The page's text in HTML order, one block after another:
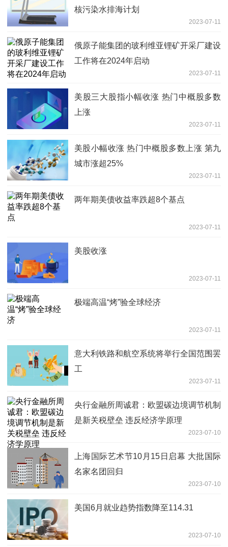
核污染水排海计划
2023-07-11
俄原子能集团的玻利维亚锂矿开采厂建设
工作将在2024年启动
2023-07-11
美股三大股指小幅收涨 热门中概股多数
上涨
2023-07-11
美股小幅收涨 热门中概股多数上涨 第九
城市涨超25%
2023-07-11
两年期美债收益率跌超8个基点
2023-07-11
美股收涨
2023-07-11
极端高温“烤”验全球经济
2023-07-11
意大利铁路和航空系统将举行全国范围罢
工
2023-07-11
央行金融所周诚君：欧盟碳边境调节机制
是新关税壁垒 违反经济学原理
2023-07-10
上海国际艺术节10月15日启幕 大批国际
名家名团回归
2023-07-10
美国6月就业趋势指数降至114.31
2023-07-10